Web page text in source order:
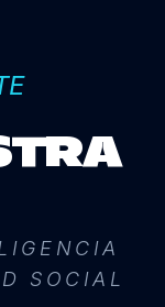
SOCIAL